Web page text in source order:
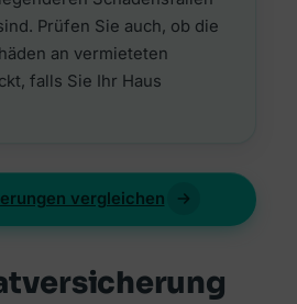
Prüfen Sie auch, ob die
an vermieteten
falls Sie Ihr Haus
vergleichen